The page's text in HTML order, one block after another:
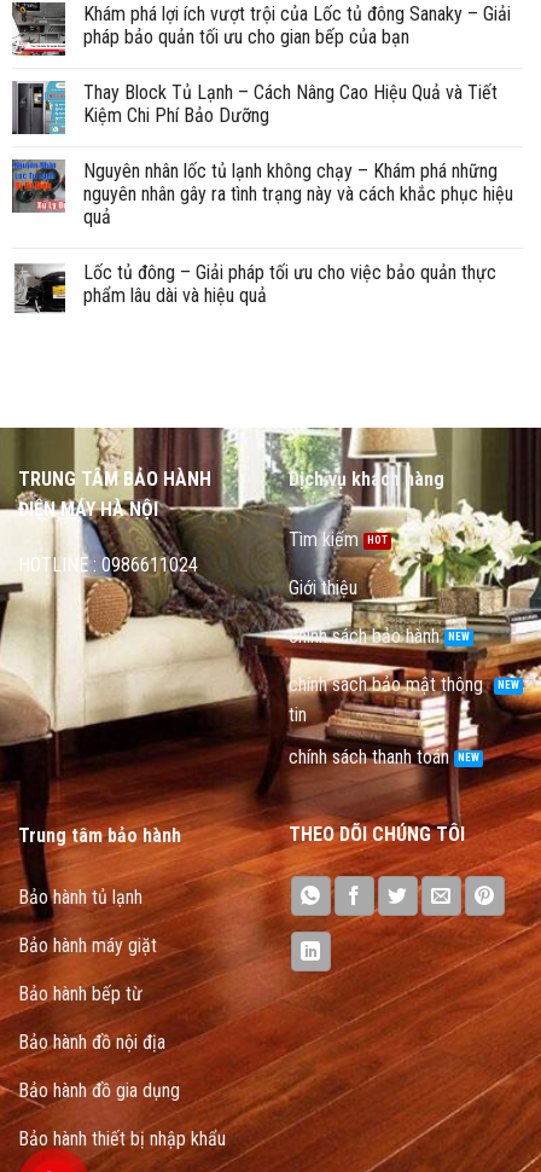
Khám phá lợi ích vượt trội của Lốc tủ đông Sanaky – Giải
pháp bảo quản tối ưu cho gian bếp của bạn
Thay Block Tủ Lạnh – Cách Nâng Cao Hiệu Quả và Tiết
Kiệm Chi Phí Bảo Dưỡng
Nguyên nhân lốc tủ lạnh không chạy – Khám phá những
nguyên nhân gây ra tình trạng này và cách khắc phục hiệu
quả
Lốc tủ đông – Giải pháp tối ưu cho việc bảo quản thực
phẩm lâu dài và hiệu quả
TRUNG TÂM BẢO HÀNH
ĐIỆN MÁY HÀ NỘI
HOTLINE : 0986611024
Dịch vụ khách hàng
Tìm kiếm
Giới thiệu
chính sách bảo hành
chính sách bảo mật thông
tin
chính sách thanh toán
Trung tâm bảo hành
Bảo hành tủ lạnh
Bảo hành máy giặt
Bảo hành bếp từ
Bảo hành đồ nội địa
Bảo hành đồ gia dụng
Bảo hành thiết bị nhập khẩu
THEO DÕI CHÚNG TÔI